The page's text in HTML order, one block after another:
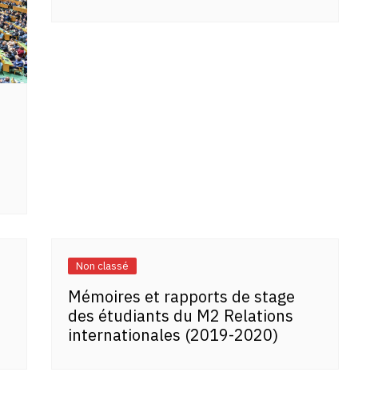
Non classé
Mémoires et rapports de stage
des étudiants du M2 Relations
internationales (2019-2020)